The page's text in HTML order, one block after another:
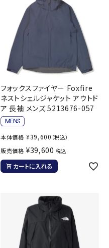
フォックスファイヤー Foxfire
ネストシェルジャケット アウトド
ア 長袖 メンズ 5213676-057
本体価格 ¥39,600 （税込）
販売価格 ¥39,600 税込
カートに入れる